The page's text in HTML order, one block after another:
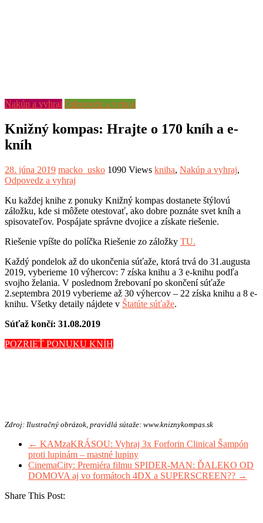
Nakúp a vyhraj Odpovedz a vyhraj
Knižný kompas: Hrajte o 170 kníh a e-
kníh
28. júna 2019 macko_usko 1090 Views kniha, Nakúp a vyhraj,
Odpovedz a vyhraj
Ku každej knihe z ponuky Knižný kompas dostanete štýlovú
záložku, kde si môžete otestovať, ako dobre poznáte svet kníh a
spisovateľov. Pospájate správne dvojice a získate riešenie.
Riešenie vpíšte do políčka Riešenie zo záložky TU.
Každý pondelok až do ukončenia súťaže, ktorá trvá do 31.augusta
2019, vyberieme 10 výhercov: 7 získa knihu a 3 e-knihu podľa
svojho želania. V poslednom žrebovaní po skončení súťaže
2.septembra 2019 vyberieme až 30 výhercov – 22 získa knihu a 8 e-
knihu. Všetky detaily nájdete v Štatúte súťaže.
Súťaž končí: 31.08.2019
POZRIEŤ PONUKU KNÍH
Zdroj: Ilustračný obrázok, pravidlá sútaže: www.kniznykompas.sk
← KAMzaKRÁSOU: Vyhraj 3x Forforin Clinical Šampón
proti lupinám – mastné lupiny
CinemaCity: Premiéra filmu SPIDER-MAN: ĎALEKO OD
DOMOVA aj vo formátoch 4DX a SUPERSCREEN?? →
Share This Post: